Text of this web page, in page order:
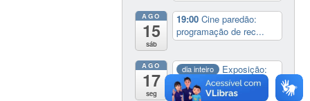
AGO
15
sáb
19:00Cine paredão:
programação de rec...
AGO
17
seg
dia inteiro
Exposição:
Perder Tudo.
Novament...